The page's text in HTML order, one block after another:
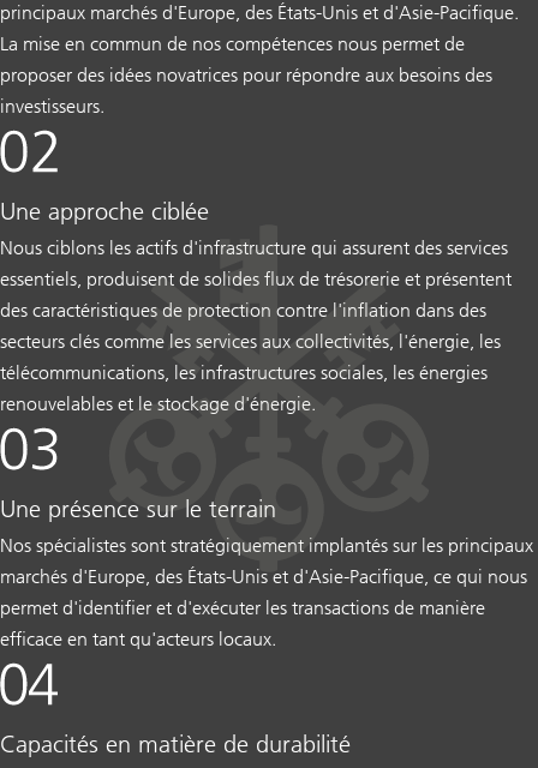
principaux marchés d'Europe, des États-Unis et d'Asie-Pacifique.
La mise en commun de nos compétences nous permet de
proposer des idées novatrices pour répondre aux besoins des
investisseurs.
Une approche ciblée
Nous ciblons les actifs d'infrastructure qui assurent des services
essentiels, produisent de solides flux de trésorerie et présentent
des caractéristiques de protection contre l'inflation dans des
secteurs clés comme les services aux collectivités, l'énergie, les
télécommunications, les infrastructures sociales, les énergies
renouvelables et le stockage d'énergie.
Une présence sur le terrain
Nos spécialistes sont stratégiquement implantés sur les principaux
marchés d'Europe, des États-Unis et d'Asie-Pacifique, ce qui nous
permet d'identifier et d'exécuter les transactions de manière
efficace en tant qu'acteurs locaux.
Capacités en matière de durabilité